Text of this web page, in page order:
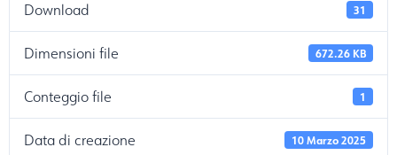
Download 31
Dimensioni file 672.26 KB
Conteggio file 1
Data di creazione 10 Marzo 2025